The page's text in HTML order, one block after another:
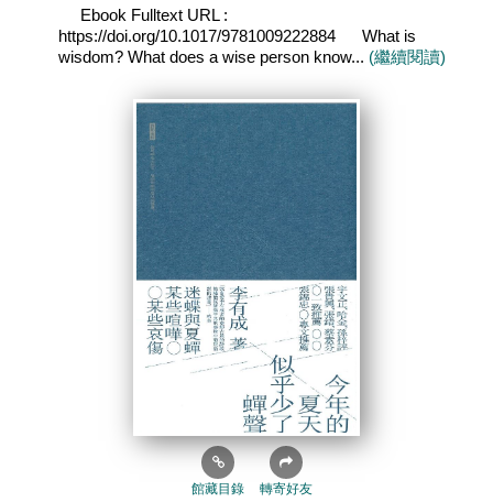
Ebook Fulltext URL :
https://doi.org/10.1017/9781009222884 What is
wisdom? What does a wise person know... (繼續閱讀)
館藏目錄 轉寄好友